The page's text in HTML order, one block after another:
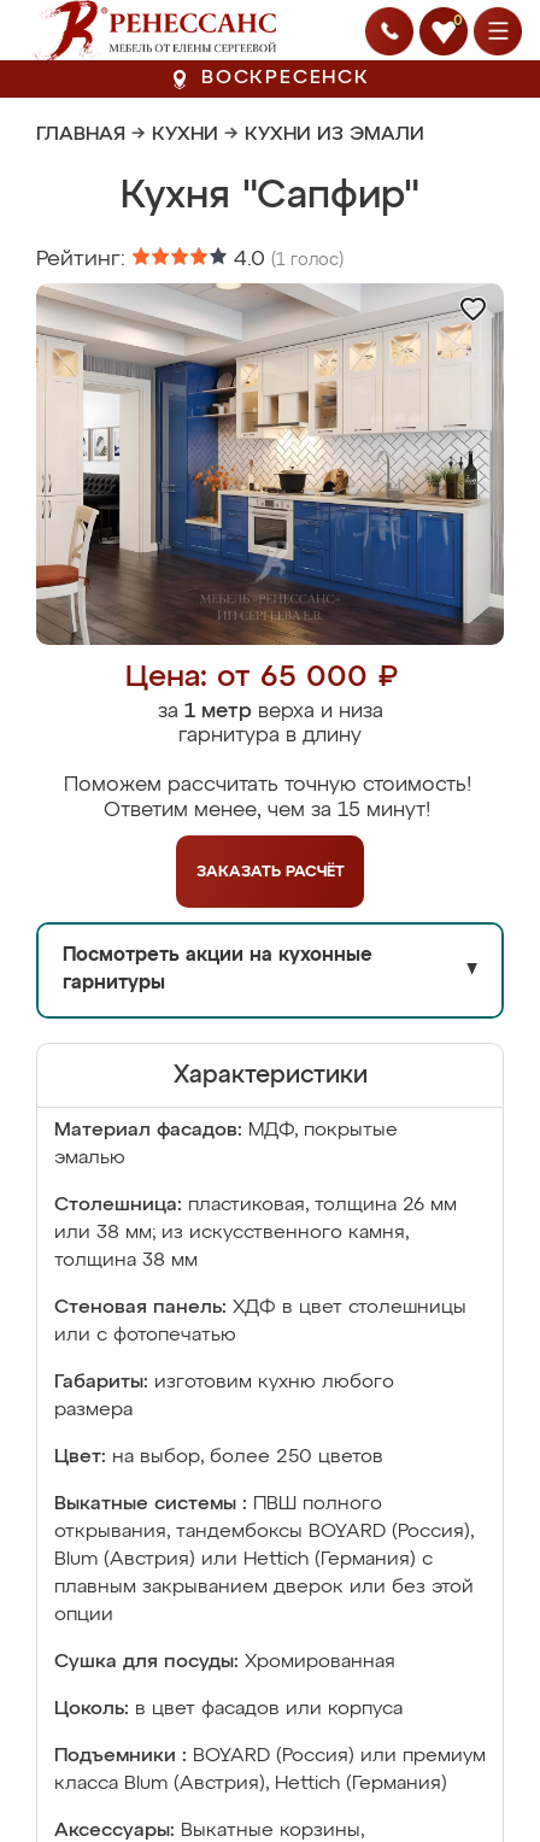
0
ВОСКРЕСЕНСК
ГЛАВНАЯ → КУХНИ → КУХНИ ИЗ ЭМАЛИ
Кухня "Сапфир"
Рейтинг: 4.0 (1 голос)
Цена: от 65 000 ₽
за 1 метрверха и низа
гарнитура в длину
Поможем рассчитать точную стоимость!
Ответим менее, чем за 15 минут!
ЗАКАЗАТЬ РАСЧЁТ
Посмотреть акции на кухонные
гарнитуры
▼
Характеристики
Материал фасадов: МДФ, покрытые
эмалью
Столешница: пластиковая, толщина 26 мм
или 38 мм; из искусственного камня,
толщина 38 мм
Стеновая панель: ХДФ в цвет столешницы
или с фотопечатью
Габариты: изготовим кухню любого
размера
Цвет: на выбор, более 250 цветов
Выкатные системы :
ПВШ полного
открывания, тандембоксы BOYARD (Россия),
Blum (Австрия) или Hettich (Германия) с
плавным закрыванием дверок или без этой
опции
Сушка для посуды: Хромированная
Цоколь: в цвет фасадов или корпуса
Подъемники : BOYARD (Россия) или премиум
класса Blum (Австрия), Hettich (Германия)
Аксессуары: Выкатные корзины,